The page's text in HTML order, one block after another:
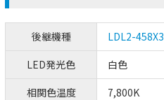
後継機種
LDL2-
LED発光色
白色
相関色温度
7,800K